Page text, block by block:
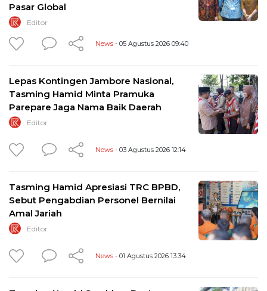
Pasar Global
Editor
News - 05 Agustus 2026 09:40
Lepas Kontingen Jambore Nasional,
Tasming Hamid Minta Pramuka
Parepare Jaga Nama Baik Daerah
Editor
News - 03 Agustus 2026 12:14
Tasming Hamid Apresiasi TRC BPBD,
Sebut Pengabdian Personel Bernilai
Amal Jariah
Editor
News - 01 Agustus 2026 13:34